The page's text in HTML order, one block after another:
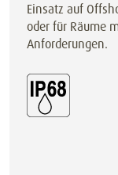
Einsatz auf
oder für Räume
Anforderungen.